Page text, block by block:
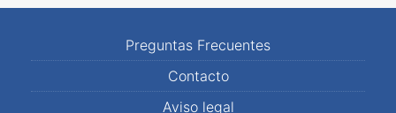
Preguntas Frecuentes
Contacto
Aviso legal